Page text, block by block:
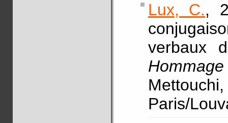
Lux, C.,
verbaux
Paris/